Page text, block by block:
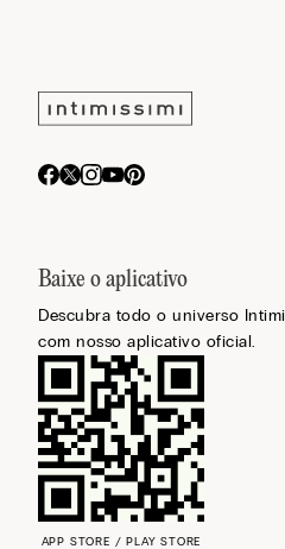
Baixe o aplicativo
Descubra todo o universo
com nosso aplicativo oficial.
APP STORE / PLAY STORE